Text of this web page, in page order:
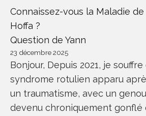
Connaissez-vous la Maladie de
Hoffa ?
Question de Yann
23 décembre 2025
Bonjour, Depuis 2021, je souffre
syndrome rotulien apparu
un traumatisme, avec un genou
devenu chroniquement gonflé